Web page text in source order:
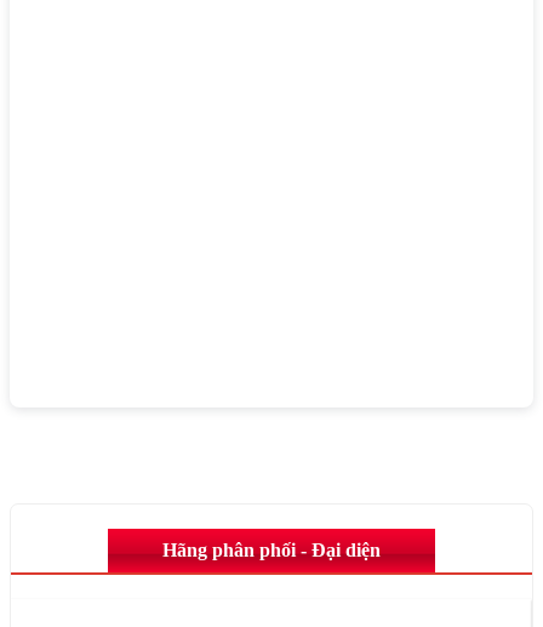
Hãng phân phối - Đại diện